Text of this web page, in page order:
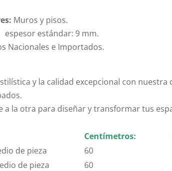
Muros y pisos.
espesor estándar: 9 mm.
Nacionales e Importados.
y la calidad excepcional con
a la otra para diseñar y transformar tus
Centímetros:
de pieza
60
de pieza
60